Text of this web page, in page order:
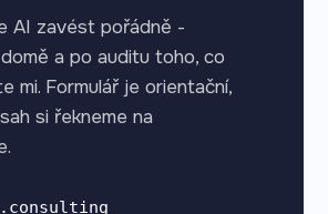
AI zavést pořádně -
a po auditu toho, co
mi. Formulář je orientační,
si řekneme na